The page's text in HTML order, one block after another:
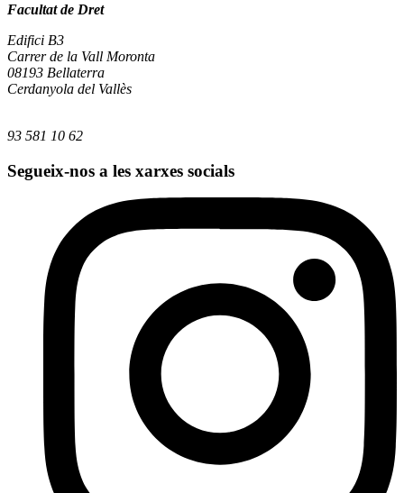
Facultat de Dret
Edifici B3
Carrer de la Vall Moronta
08193 Bellaterra
Cerdanyola del Vallès
93 581 10 62
Segueix-nos a les xarxes socials